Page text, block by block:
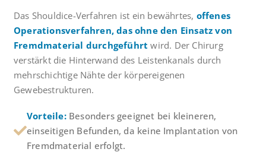
Das Shouldice-Verfahren ist ein bewährtes, offenes
Operationsverfahren, das ohne den Einsatz von
Fremdmaterial durchgeführt wird. Der Chirurg
verstärkt die Hinterwand des Leistenkanals durch
mehrschichtige Nähte der körpereigenen
Gewebestrukturen.
Vorteile:Besonders geeignet bei kleineren,
einseitigen Befunden, da keine Implantation von
Fremdmaterial erfolgt.